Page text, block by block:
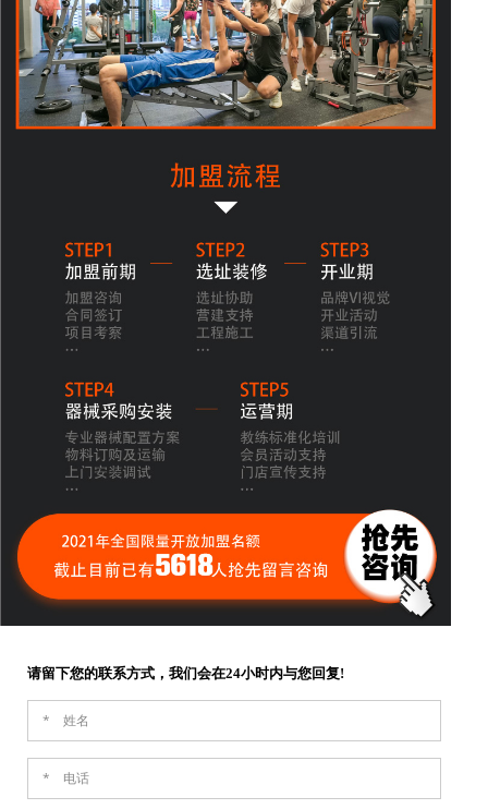
请留下您的联系方式，我们会在24小时内与您回复!